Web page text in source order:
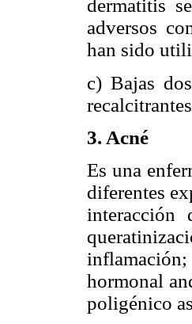
dermatitis
adversos
han sido
c) Bajas
3. Acné
Es una
diferentes
interacción
hormonal
poligénico